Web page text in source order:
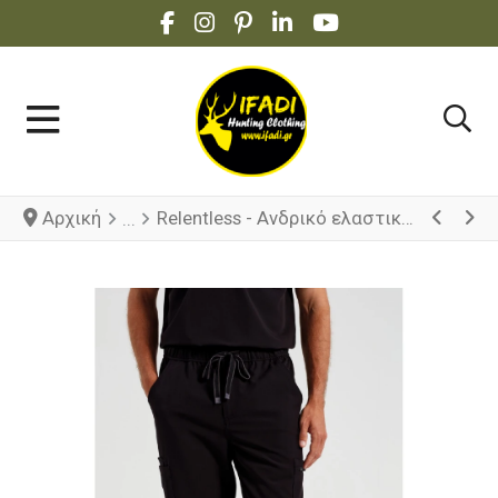
FACEBOOK SOCIAL LINK
INSTAGRAM SOCIAL LINK
PINTEREST SOCIAL LINK
LINKEDIN SOCIAL LINK
YOUTUBE SOCIAL
Αρχική Relentless - Ανδρικό ελαστικό cargo παντελόνι νοσηλευτικής Onna